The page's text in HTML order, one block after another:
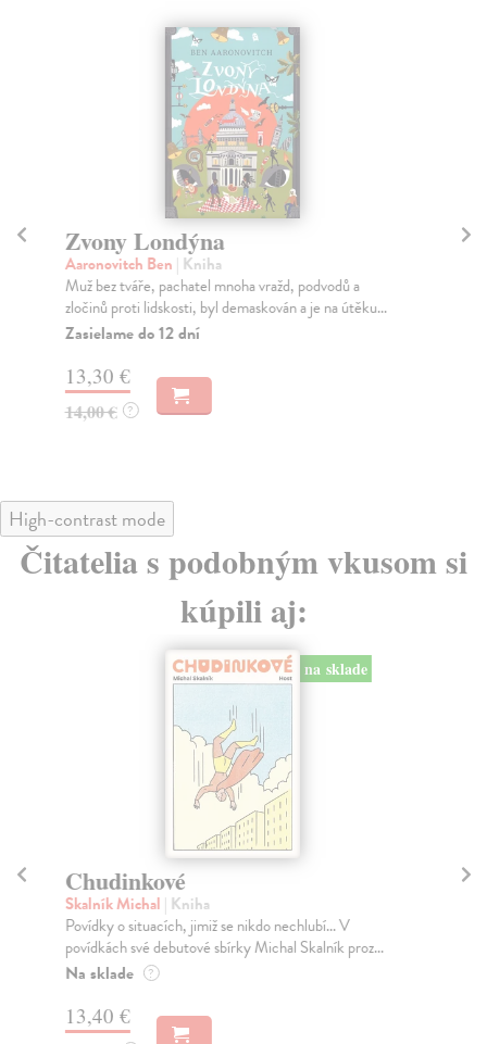
Zvony Londýna
Aaronovitch Ben | Kniha
Muž bez tváře, pachatel mnoha vražd, podvodů a
zločinů proti lidskosti, byl demaskován a je na útěku...
Zasielame do 12 dní
13,30 €
14,00 € ?
High-contrast mode
Čitatelia s podobným vkusom si
kúpili aj:
na sklade
Chudinkové
Skalník Michal | Kniha
Povídky o situacích, jimiž se nikdo nechlubí... V
povídkách své debutové sbírky Michal Skalník proz...
Na sklade ?
13,40 €